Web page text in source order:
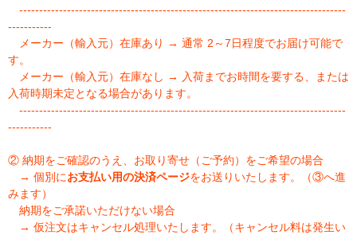
----------------------------------------------------------------------------------
-----------
メーカー（輸入元）在庫あり → 通常 2～7日程度でお届け可能で
す。
メーカー（輸入元）在庫なし → 入荷までお時間を要する、または
入荷時期未定となる場合があります。
----------------------------------------------------------------------------------
-----------
② 納期をご確認のうえ、お取り寄せ（ご予約）をご希望の場合
→ 個別にお支払い用の決済ページをお送りいたします。（③へ進
みます）
納期をご承諾いただけない場合
→ 仮注文はキャンセル処理いたします。（キャンセル料は発生い